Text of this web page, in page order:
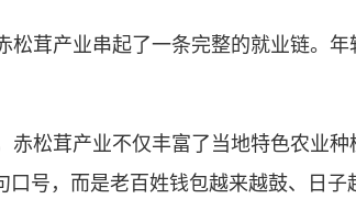
茸产业串起了一条完整的就业链。年
松茸产业不仅丰富了当地特色农业种
号，而是老百姓钱包越来越鼓、日子